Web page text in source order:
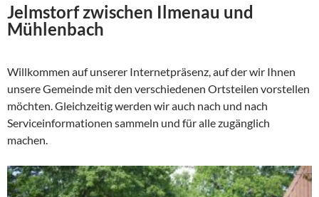
Jelmstorf zwischen Ilmenau und
Mühlenbach
Willkommen auf unserer Internetpräsenz, auf der wir Ihnen
unsere Gemeinde mit den verschiedenen Ortsteilen vorstellen
möchten. Gleichzeitig werden wir auch nach und nach
Serviceinformationen sammeln und für alle zugänglich
machen.